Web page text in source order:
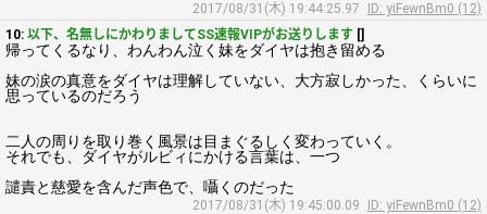
2017/08/31(木) 19:44:25.97
ID: yiFewnBm0 (12)
10: 以下、名無しにかわりましてSS速報VIPがお送りします []
帰ってくるなり、わんわん泣く妹をダイヤは抱き留める
妹の涙の真意をダイヤは理解していない、大方寂しかった、くらいに
思っているのだろう
二人の周りを取り巻く風景は目まぐるしく変わっていく。
それでも、ダイヤがルビィにかける言葉は、一つ
譴責と慈愛を含んだ声色で、囁くのだった
2017/08/31(木) 19:45:00.09
ID: yiFewnBm0 (12)